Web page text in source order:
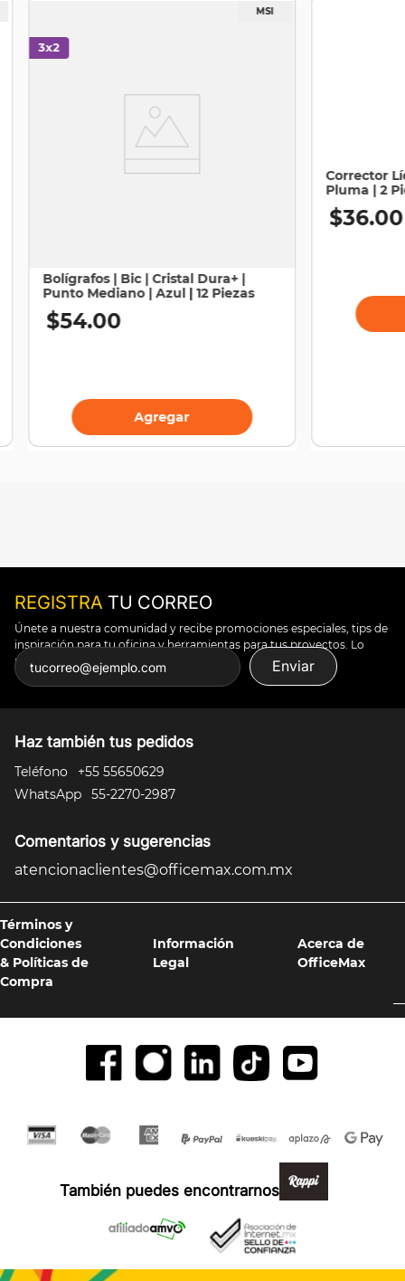
Bolígrafos | Bic | Cristal Dura+ |
Punto Mediano | Azul | 12 Piezas
$54.00
Agregar
Corrector
Pluma | 2
$36.00
REGISTRA TU CORREO
Únete a nuestra comunidad y recibe promociones especiales, tips de
inspiración para tu oficina y herramientas para tus proyectos. Lo
puedes todo.
Enviar
Haz también tus pedidos
Teléfono
+55 55650629
WhatsApp
55-2270-2987
Comentarios y sugerencias
atencionaclientes@officemax.com.mx
Términos y
Condiciones
& Políticas de
Compra
Información
Legal
Acerca de
OfficeMax
Formas de pago y compra 100% segura
También puedes encontrarnos en: